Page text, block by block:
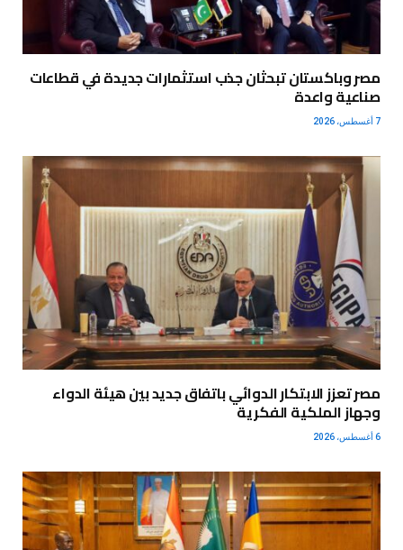
مصر وباكستان تبحثان جذب استثمارات جديدة في قطاعات
صناعية واعدة
7 أغسطس، 2026
مصر تعزز الابتكار الدوائي باتفاق جديد بين هيئة الدواء
وجهاز الملكية الفكرية
6 أغسطس، 2026